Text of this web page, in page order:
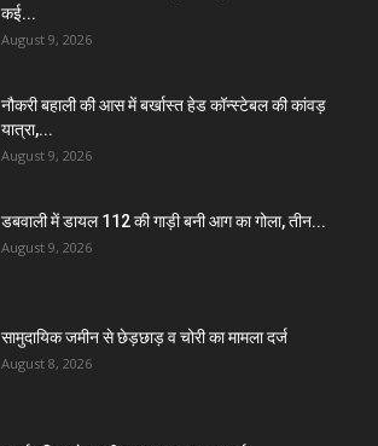
कई...
August 9, 2026
नौकरी बहाली की आस में बर्खास्त हेड कॉन्स्टेबल की कांवड़
यात्रा,...
August 9, 2026
डबवाली में डायल 112 की गाड़ी बनी आग का गोला, तीन...
August 9, 2026
सामुदायिक जमीन से छेड़छाड़ व चोरी का मामला दर्ज
August 8, 2026